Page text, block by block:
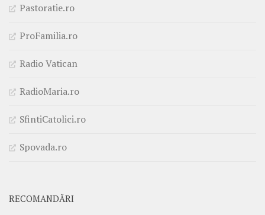
Pastoratie.ro
ProFamilia.ro
Radio Vatican
RadioMaria.ro
SfintiCatolici.ro
Spovada.ro
RECOMANDĂRI